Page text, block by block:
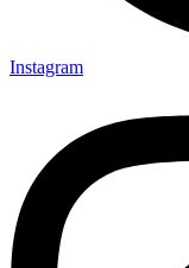
Instagram